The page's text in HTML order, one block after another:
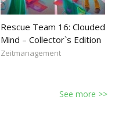
Rescue Team 16: Clouded
Mind – Collector`s Edition
Zeitmanagement
See more >>